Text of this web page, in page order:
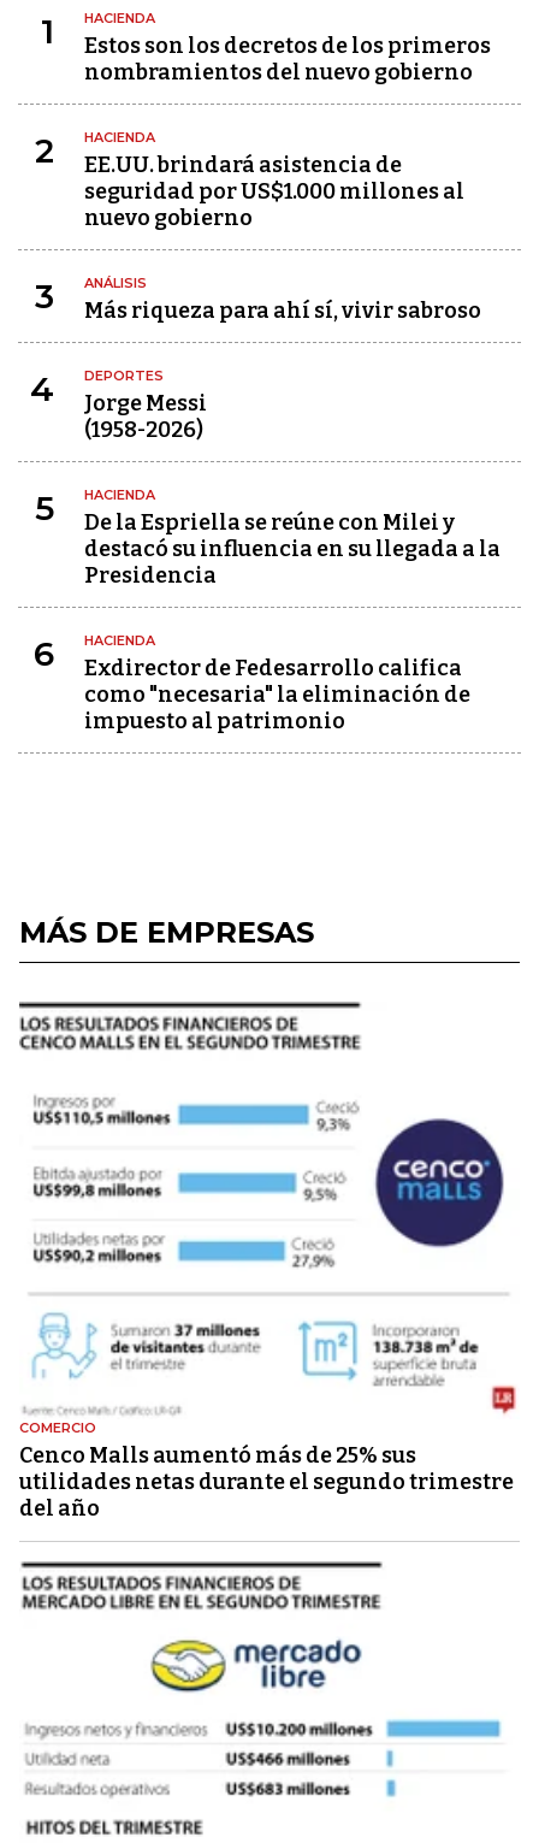
1 HACIENDA
Estos son los decretos de los primeros
nombramientos del nuevo gobierno
2 HACIENDA
EE.UU. brindará asistencia de
seguridad por US$1.000 millones al
nuevo gobierno
3 ANÁLISIS
Más riqueza para ahí sí, vivir sabroso
4 DEPORTES
Jorge Messi
(1958-2026)
5 HACIENDA
De la Espriella se reúne con Milei y
destacó su influencia en su llegada a la
Presidencia
6 HACIENDA
Exdirector de Fedesarrollo califica
como "necesaria" la eliminación de
impuesto al patrimonio
MÁS DE EMPRESAS
COMERCIO
Cenco Malls aumentó más de 25% sus
utilidades netas durante el segundo trimestre
del año